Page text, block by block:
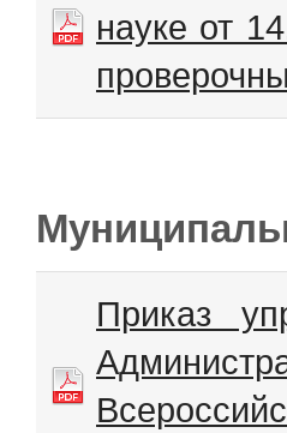
науке от
Приказ